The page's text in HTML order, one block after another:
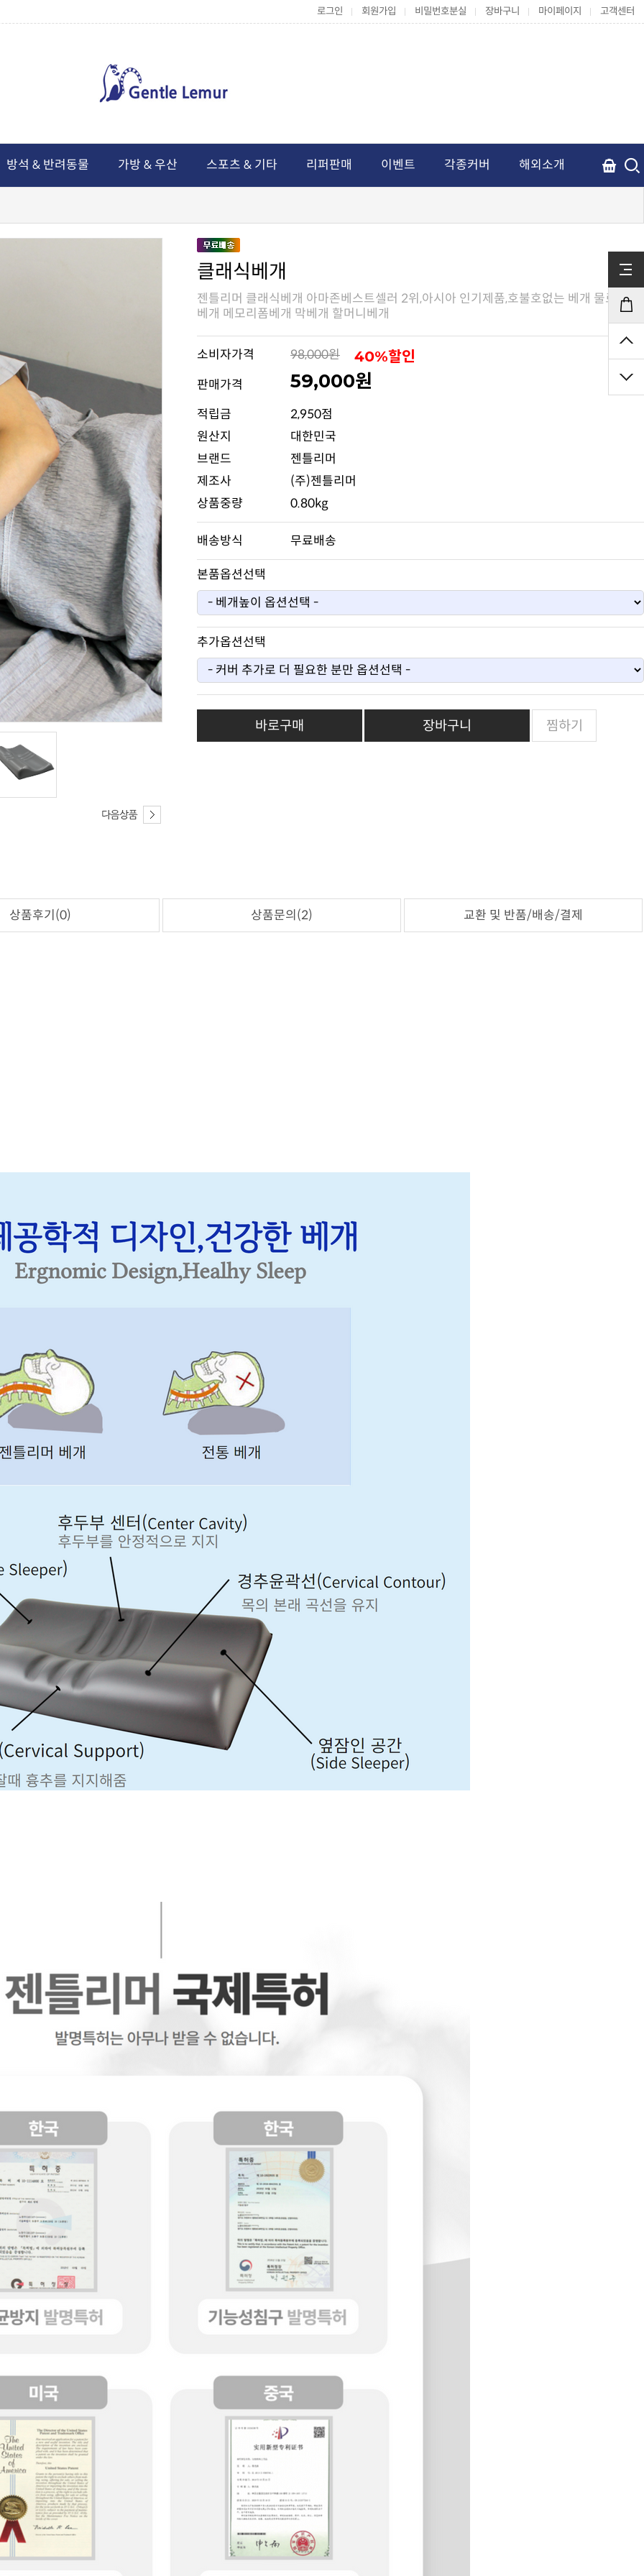
로그인 회원가입 비밀번호분실 장바구니 마이페이지 고객센터
방석 & 반려동물 가방 & 우산 스포츠 & 기타 리퍼판매 이벤트 각종커버 해외소개
클래식베개
베개 메모리폼베개 막베개 할머니베개
소비자가격 98,000원 40%할인
판매가격 59,000원
적립금
2,950점
원산지
대한민국
브랜드
젠틀리머
제조사
(주)젠틀리머
상품중량
0.80kg
배송방식 무료배송
본품옵션선택
추가옵션선택
바로구매 장바구니 찜하기
상품후기(0) 상품문의(2) 교환 및 반품/배송/결제